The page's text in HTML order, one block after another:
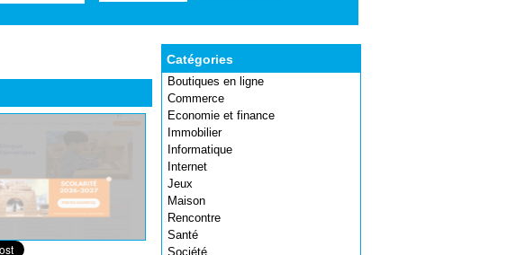
Catégories
Boutiques en ligne
Commerce
Economie et finance
Immobilier
Informatique
Internet
Jeux
Maison
Rencontre
Santé
Société